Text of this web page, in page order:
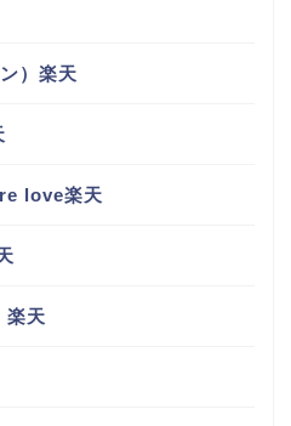
）楽天
love楽天
楽天